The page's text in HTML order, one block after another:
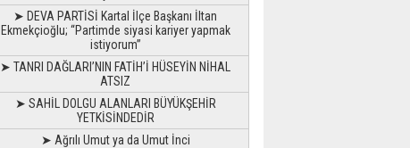
➤ DEVA PARTİSİ Kartal İlçe Başkanı İltan
Ekmekçioğlu; “Partimde siyasi kariyer yapmak
istiyorum”
➤ TANRI DAĞLARI’NIN FATİH’İ HÜSEYİN NİHAL
ATSIZ
➤ SAHİL DOLGU ALANLARI BÜYÜKŞEHİR
YETKİSİNDEDİR
➤ Ağrılı Umut ya da Umut İnci